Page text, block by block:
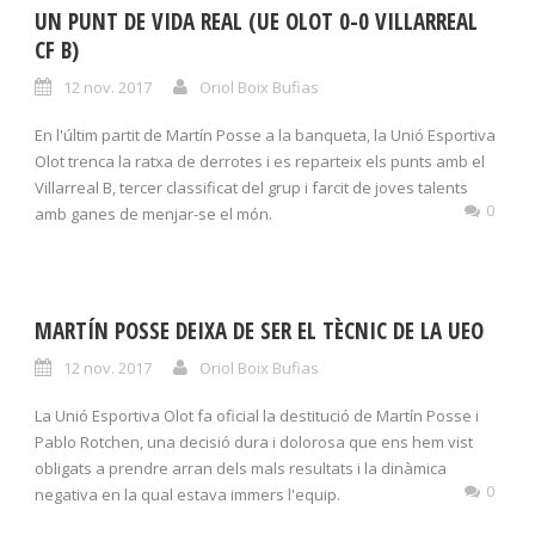
UN PUNT DE VIDA REAL (UE OLOT 0-0 VILLARREAL
CF B)
12 nov. 2017 Oriol Boix Bufias
En l'últim partit de Martín Posse a la banqueta, la Unió Esportiva
Olot trenca la ratxa de derrotes i es reparteix els punts amb el
Villarreal B, tercer classificat del grup i farcit de joves talents
amb ganes de menjar-se el món.
0
MARTÍN POSSE DEIXA DE SER EL TÈCNIC DE LA UEO
12 nov. 2017 Oriol Boix Bufias
La Unió Esportiva Olot fa oficial la destitució de Martín Posse i
Pablo Rotchen, una decisió dura i dolorosa que ens hem vist
obligats a prendre arran dels mals resultats i la dinàmica
negativa en la qual estava immers l'equip.
0